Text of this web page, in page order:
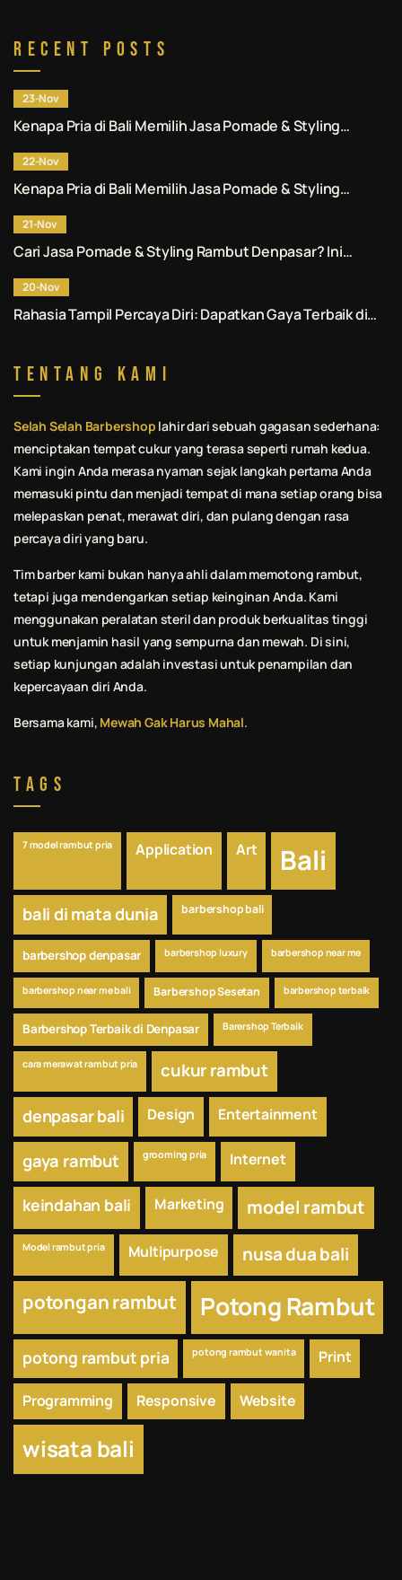
Recent Posts
23-Nov
Kenapa Pria di Bali Memilih Jasa Pomade & Styling
22-Nov
Kenapa Pria di Bali Memilih Jasa Pomade & Styling
21-Nov
Cari Jasa Pomade & Styling Rambut Denpasar? Ini
20-Nov
Rahasia Tampil Percaya Diri: Dapatkan Gaya Terbaik di
Tentang Kami
Selah Selah Barbershop lahir dari sebuah gagasan sederhana:
menciptakan tempat cukur yang terasa seperti rumah kedua.
Kami ingin Anda merasa nyaman sejak langkah pertama Anda
memasuki pintu dan menjadi tempat di mana setiap orang bisa
melepaskan penat, merawat diri, dan pulang dengan rasa
percaya diri yang baru.
Tim barber kami bukan hanya ahli dalam memotong rambut,
tetapi juga mendengarkan setiap keinginan Anda. Kami
menggunakan peralatan steril dan produk berkualitas tinggi
untuk menjamin hasil yang sempurna dan mewah. Di sini,
setiap kunjungan adalah investasi untuk penampilan dan
kepercayaan diri Anda.
Bersama kami, Mewah Gak Harus Mahal.
Tags
7 model rambut pria Application Art Bali
bali di mata dunia barbershop bali
barbershop denpasar barbershop luxury barbershop near me
barbershop near me bali Barbershop Sesetan barbershop terbaik
Barbershop Terbaik di Denpasar Barershop Terbaik
cara merawat rambut pria cukur rambut
denpasar bali Design Entertainment
gaya rambut grooming pria Internet
keindahan bali Marketing model rambut
Model rambut pria Multipurpose nusa dua bali
potongan rambut Potong Rambut
potong rambut pria potong rambut wanita Print
Programming Responsive Website
wisata bali